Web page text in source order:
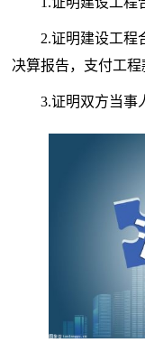
2.证明建设工程
决算报告，支付工
3.证明双方当事